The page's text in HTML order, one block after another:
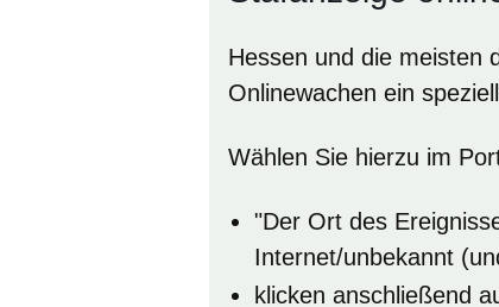
Hessen und die meisten
Onlinewachen ein
Wählen Sie hierzu im
"Der Ort des
Internet/unbekannt
klicken anschließend